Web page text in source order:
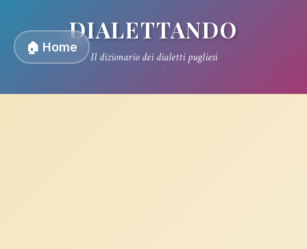
🏠 Home
DIALETTANDO
Il dizionario dei dialetti pugliesi